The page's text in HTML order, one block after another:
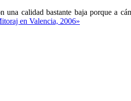
calidad bastante baja porque a
en Valencia, 2006»